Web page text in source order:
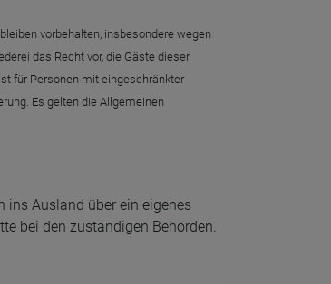
vorbehalten, insbesondere wegen
das Recht vor, die Gäste dieser
für Personen mit eingeschränkter
Es gelten die Allgemeinen
ins Ausland über ein eigenes
bei den zuständigen Behörden.